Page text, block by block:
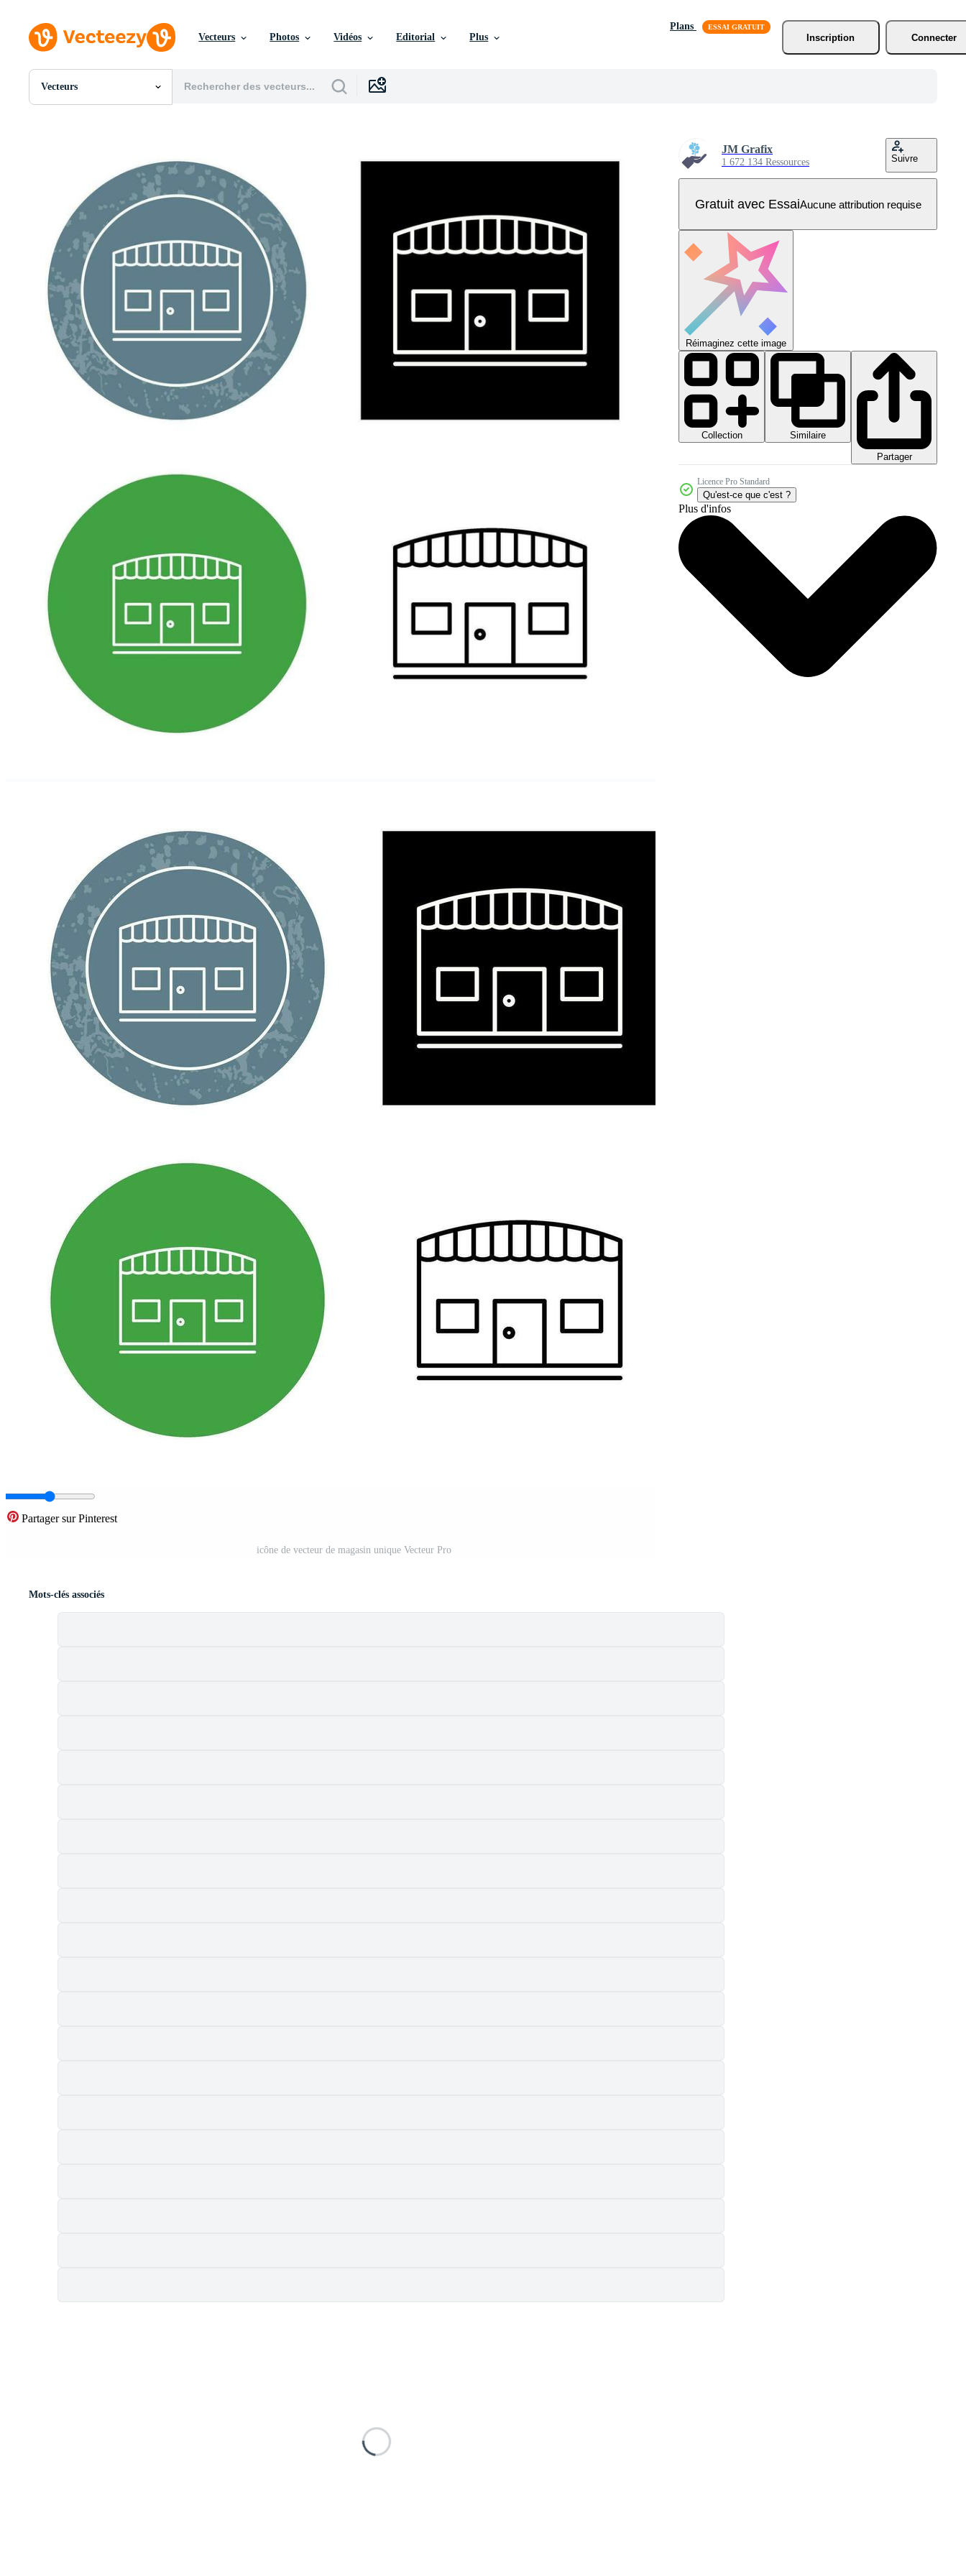
Vecteurs Photos Vidéos Editorial Plus
Plans
Inscription
Connecter
Vecteurs
Toutes Images
Vecteurs
Vidéos
Motion graphics
Images Éditoriales
Événements Éditoriaux
Partager sur Pinterest
icône de vecteur de magasin unique Vecteur Pro
JM Grafix
1 672 134 Ressources Suivre
Gratuit avec EssaiAucune attribution requise
Réimaginez cette image
Collection
Similaire
Partager
Licence Pro Standard
Qu'est-ce que c'est ?
Plus d'infos
Mots-clés associés